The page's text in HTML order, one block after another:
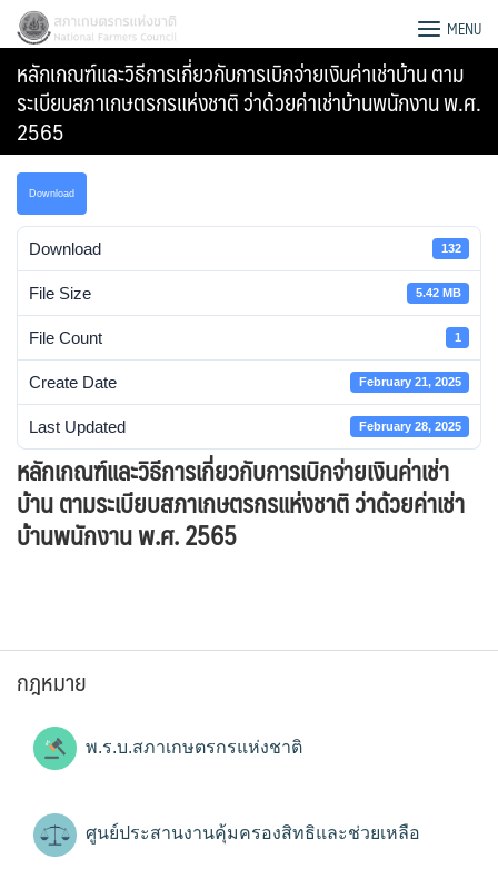
Skip
content
Search
for:
สภาเกษตรกรแห่งชาติ MENU
หลักเกณฑ์และวิธีการเกี่ยวกับการเบิกจ่ายเงินค่าเช่าบ้าน ตาม
ระเบียบสภาเกษตรกรแห่งชาติ ว่าด้วยค่าเช่าบ้านพนักงาน พ.ศ.
2565
Download
Download 132
File Size 5.42 MB
File Count 1
Create Date February 21, 2025
Last Updated February 28, 2025
หลักเกณฑ์และวิธีการเกี่ยวกับการเบิกจ่ายเงินค่าเช่า
บ้าน ตามระเบียบสภาเกษตรกรแห่งชาติ ว่าด้วยค่าเช่า
บ้านพนักงาน พ.ศ. 2565
กฎหมาย
พ.ร.บ.สภาเกษตรกรแห่งชาติ
ศูนย์ประสานงานคุ้มครองสิทธิและช่วยเหลือ